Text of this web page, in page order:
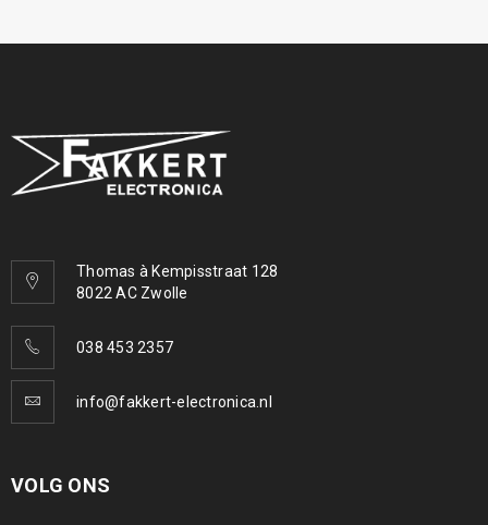
Thomas à Kempisstraat 128
8022 AC Zwolle
038 453 2357
info@fakkert-electronica.nl
VOLG ONS